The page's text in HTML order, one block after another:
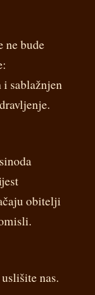
ne bude
i sablažnjen
obitelji
nas.